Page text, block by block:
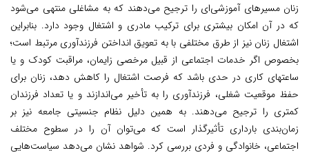
زنان مسیرهای آموزشی‌ای را ترجیح می‌دهند که به مشاغلی منتهی می‌شود
که در آن امکان بیشتری برای ترکیب مادری و اشتغال وجود دارد. بنابراین
اشتغال زنان نیز از طرق مختلفی با به تعویق انداختن فرزندآوری مرتبط است؛
بخصوص اگر خدمات اجتماعی از قبیل مرخصی زایمان، مراقبت کودک و یا
ساعتهای کاری در حدی باشد که فرصت اشتغال را کاهش دهد، زنان برای
حفظ موقعیت شغلی، فرزندآوری را به تأخیر می‌اندازند و یا تعداد فرزندان
کمتری را ترجیح می‌دهند. به همین دلیل نظام جنسیتی جامعه نیز بر
زمان‌بندی بارداری تأثیرگذار است که می‌توان آن را در سطوح مختلف
اجتماعی، خانوادگی و فردی بررسی کرد. شواهد نشان می‌دهد سیاست‌هایی